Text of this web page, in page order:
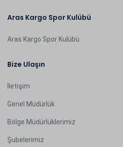
Aras Kargo Spor Kulübü
Aras Kargo Spor Kulübü
Bize Ulaşın
İletişim
Genel Müdürlük
Bölge Müdürlüklerimiz
Şubelerimiz